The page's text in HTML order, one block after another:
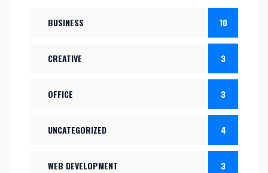
BUSINESS 10
CREATIVE 3
OFFICE 3
UNCATEGORIZED 4
WEB DEVELOPMENT 3